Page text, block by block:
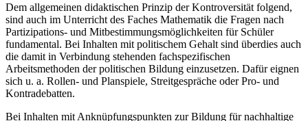
Dem allgemeinen didaktischen Prinzip der Kontroversität folgend,
sind auch im Unterricht des Faches Mathematik die Fragen nach
Partizipations- und Mitbestimmungsmöglichkeiten für Schüler
fundamental. Bei Inhalten mit politischem Gehalt sind überdies auch
die damit in Verbindung stehenden fachspezifischen
Arbeitsmethoden der politischen Bildung einzusetzen. Dafür eignen
sich u. a. Rollen- und Planspiele, Streitgespräche oder Pro- und
Kontradebatten.
Bei Inhalten mit Anknüpfungspunkten zur Bildung für nachhaltige